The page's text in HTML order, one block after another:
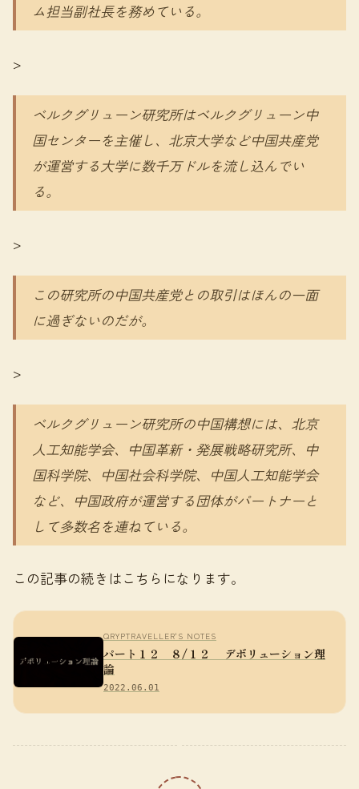
ム担当副社長を務めている。
>
ベルクグリューン研究所はベルクグリューン中
国センターを主催し、北京大学など中国共産党
が運営する大学に数千万ドルを流し込んでい
る。
>
この研究所の中国共産党との取引はほんの一面
に過ぎないのだが。
>
ベルクグリューン研究所の中国構想には、北京
人工知能学会、中国革新・発展戦略研究所、中
国科学院、中国社会科学院、中国人工知能学会
など、中国政府が運営する団体がパートナーと
して多数名を連ねている。
この記事の続きはこちらになります。
QRYPTRAVELLER'S NOTES
パート１２ ８/１２ デボリューション理
論
2022.06.01